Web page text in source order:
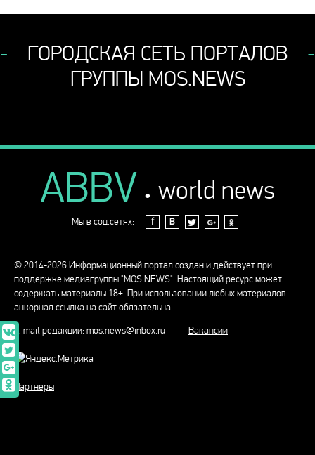
ГОРОДСКАЯ СЕТЬ ПОРТАЛОВ
ГРУППЫ MOS.NEWS
ABBV . world news
Мы в соц.сетях: f В
© 2014-2026 Информационный портал создан и действует при
поддержке медиагруппы "MOS.NEWS". Настоящий ресурс может
содержать материалы 18+. При использовании любых материалов
анкорная ссылка на сайт обязательна
E-mail редакции:mos.news@inbox.ru Вакансии
Партнёры